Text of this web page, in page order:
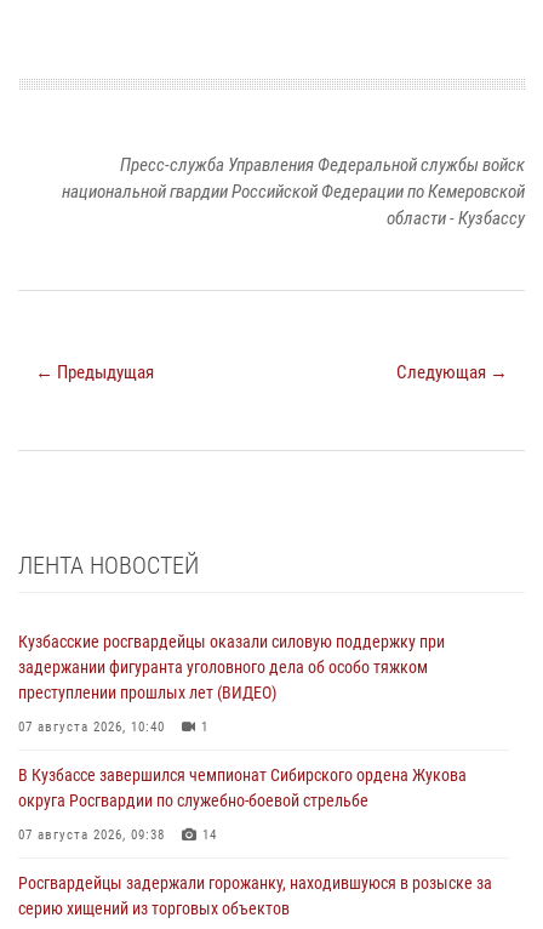
Пресс-служба Управления Федеральной службы войск
национальной гвардии Российской Федерации по Кемеровской
области - Кузбассу
← Предыдущая Следующая →
ЛЕНТА НОВОСТЕЙ
Кузбасские росгвардейцы оказали силовую поддержку при
задержании фигуранта уголовного дела об особо тяжком
преступлении прошлых лет (ВИДЕО)
07 августа 2026, 10:40 1
В Кузбассе завершился чемпионат Сибирского ордена Жукова
округа Росгвардии по служебно-боевой стрельбе
07 августа 2026, 09:38 14
Росгвардейцы задержали горожанку, находившуюся в розыске за
серию хищений из торговых объектов